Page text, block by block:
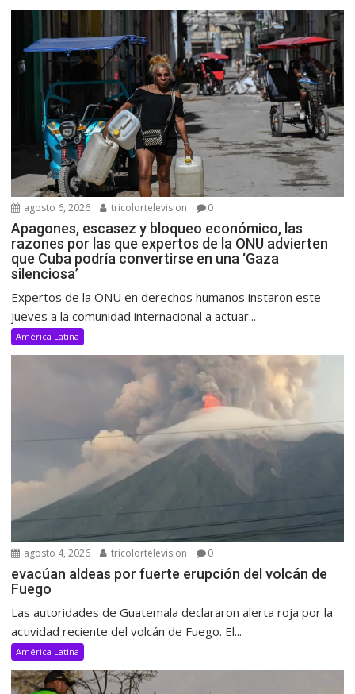
agosto 6, 2026 tricolortelevision 0
Apagones, escasez y bloqueo económico, las
razones por las que expertos de la ONU advierten
que Cuba podría convertirse en una ‘Gaza
silenciosa’
Expertos de la ONU en derechos humanos instaron este
jueves a la comunidad internacional a actuar...
América Latina
agosto 4, 2026 tricolortelevision 0
evacúan aldeas por fuerte erupción del volcán de
Fuego
Las autoridades de Guatemala declararon alerta roja por la
actividad reciente del volcán de Fuego. El...
América Latina